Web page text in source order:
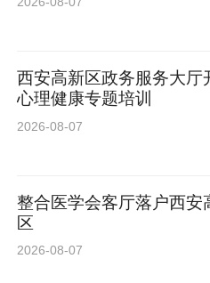
西安高新区政务服务大厅
心理健康专题培训
2026-08-07
整合医学会客厅落户西安
区
2026-08-07